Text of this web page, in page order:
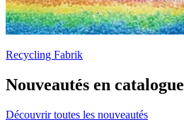
Recycling Fabrik
Nouveautés en catalogue
Découvrir toutes les nouveautés